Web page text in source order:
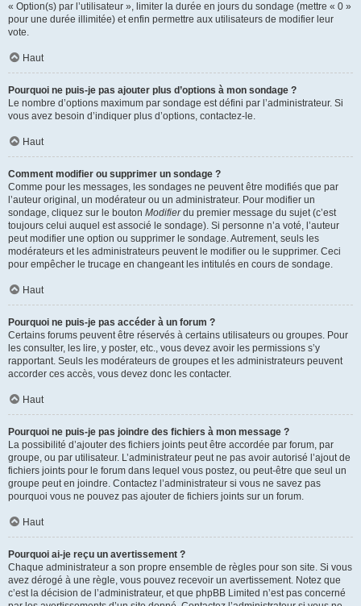
« Option(s) par l’utilisateur », limiter la durée en jours du sondage (mettre « 0 »
pour une durée illimitée) et enfin permettre aux utilisateurs de modifier leur
vote.
Haut
Pourquoi ne puis-je pas ajouter plus d’options à mon sondage ?
Le nombre d’options maximum par sondage est défini par l’administrateur. Si
vous avez besoin d’indiquer plus d’options, contactez-le.
Haut
Comment modifier ou supprimer un sondage ?
Comme pour les messages, les sondages ne peuvent être modifiés que par
l’auteur original, un modérateur ou un administrateur. Pour modifier un
sondage, cliquez sur le bouton Modifierdu premier message du sujet (c’est
toujours celui auquel est associé le sondage). Si personne n’a voté, l’auteur
peut modifier une option ou supprimer le sondage. Autrement, seuls les
modérateurs et les administrateurs peuvent le modifier ou le supprimer. Ceci
pour empêcher le trucage en changeant les intitulés en cours de sondage.
Haut
Pourquoi ne puis-je pas accéder à un forum ?
Certains forums peuvent être réservés à certains utilisateurs ou groupes. Pour
les consulter, les lire, y poster, etc., vous devez avoir les permissions s’y
rapportant. Seuls les modérateurs de groupes et les administrateurs peuvent
accorder ces accès, vous devez donc les contacter.
Haut
Pourquoi ne puis-je pas joindre des fichiers à mon message ?
La possibilité d’ajouter des fichiers joints peut être accordée par forum, par
groupe, ou par utilisateur. L’administrateur peut ne pas avoir autorisé l’ajout de
fichiers joints pour le forum dans lequel vous postez, ou peut-être que seul un
groupe peut en joindre. Contactez l’administrateur si vous ne savez pas
pourquoi vous ne pouvez pas ajouter de fichiers joints sur un forum.
Haut
Pourquoi ai-je reçu un avertissement ?
Chaque administrateur a son propre ensemble de règles pour son site. Si vous
avez dérogé à une règle, vous pouvez recevoir un avertissement. Notez que
c’est la décision de l’administrateur, et que phpBB Limited n’est pas concerné